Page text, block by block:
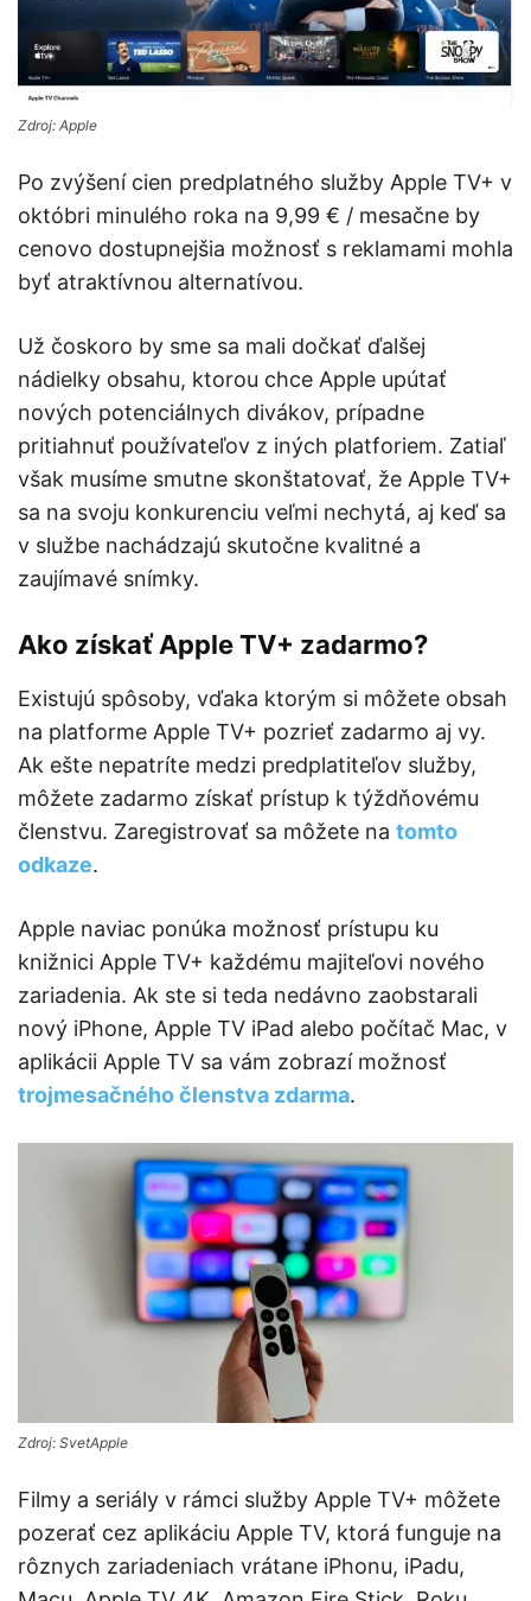
Zdroj: Apple
Po zvýšení cien predplatného služby Apple TV+ v
októbri minulého roka na 9,99 € / mesačne by
cenovo dostupnejšia možnosť s reklamami mohla
byť atraktívnou alternatívou.
Už čoskoro by sme sa mali dočkať ďalšej
nádielky obsahu, ktorou chce Apple upútať
nových potenciálnych divákov, prípadne
pritiahnuť používateľov z iných platforiem. Zatiaľ
však musíme smutne skonštatovať, že Apple TV+
sa na svoju konkurenciu veľmi nechytá, aj keď sa
v službe nachádzajú skutočne kvalitné a
zaujímavé snímky.
Ako získať Apple TV+ zadarmo?
Existujú spôsoby, vďaka ktorým si môžete obsah
na platforme Apple TV+ pozrieť zadarmo aj vy.
Ak ešte nepatríte medzi predplatiteľov služby,
môžete zadarmo získať prístup k týždňovému
členstvu. Zaregistrovať sa môžete na tomto
odkaze.
Apple naviac ponúka možnosť prístupu ku
knižnici Apple TV+ každému majiteľovi nového
zariadenia. Ak ste si teda nedávno zaobstarali
nový iPhone, Apple TV iPad alebo počítač Mac, v
aplikácii Apple TV sa vám zobrazí možnosť
trojmesačného členstva zdarma.
Zdroj: SvetApple
Filmy a seriály v rámci služby Apple TV+ môžete
pozerať cez aplikáciu Apple TV, ktorá funguje na
rôznych zariadeniach vrátane iPhonu, iPadu,